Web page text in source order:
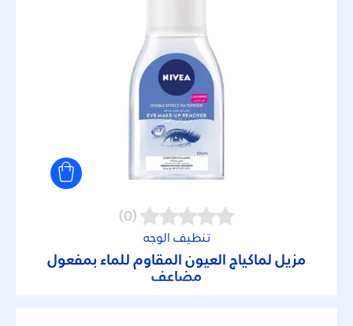
(0)
تنظيف الوجه
مزيل لماكياج العيون المقاوم للماء بمفعول
مضاعف